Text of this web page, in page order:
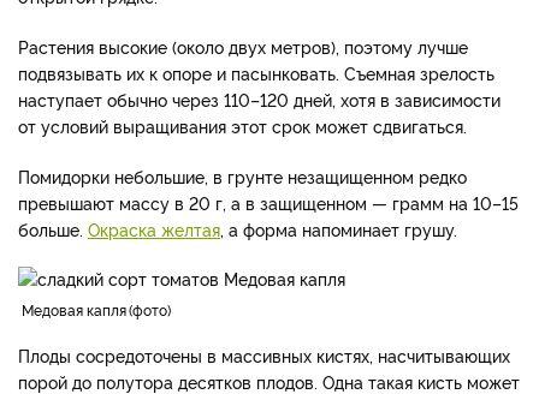
Растения высокие (около двух метров), поэтому лучше
подвязывать их к опоре и пасынковать. Съемная зрелость
наступает обычно через 110–120 дней, хотя в зависимости
от условий выращивания этот срок может сдвигаться.
Помидорки небольшие, в грунте незащищенном редко
превышают массу в 20 г, а в защищенном — грамм на 10–15
больше. Окраска желтая, а форма напоминает грушу.
Медовая капля фото
Плоды сосредоточены в массивных кистях, насчитывающих
порой до полутора десятков плодов. Одна такая кисть может